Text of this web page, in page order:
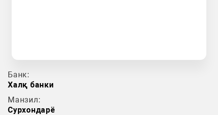
Банк:
Халқ банки
Манзил:
Сурхондарё